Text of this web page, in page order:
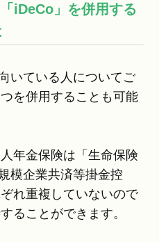
iDeCo」を併用する
いている人についてご
を併用することも可能
年金保険は「生命保険
模企業共済等掛金控
れ重複していないので
ることができます。